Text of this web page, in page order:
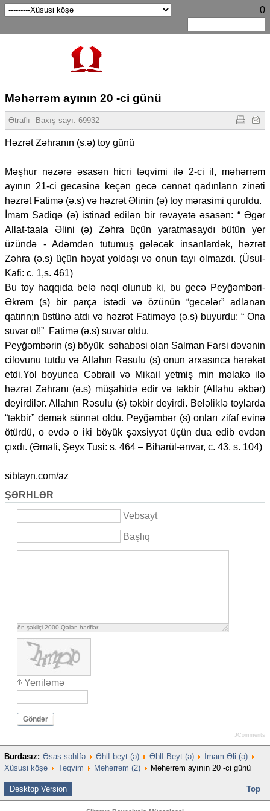
0
Məhərrəm ayının 20 -ci günü
Ətraflı Baxış sayı: 69932
Həzrət Zəhranın (s.ə) toy günü
Məşhur nəzərə əsasən hicri təqvimi ilə 2-ci il, məhərrəm
ayının 21-ci gecəsinə keçən gecə cənnət qadınların zinəti
həzrət Fatimə (ə.s) və həzrət Əlinin (ə) toy mərasimi quruldu.
İmam Sadiqə (ə) istinad edilən bir rəvayətə əsasən: “ Əgər
Allat-taala Əlini (ə) Zəhra üçün yaratmasaydı bütün yer
üzündə - Adəmdən tutumuş gələcək insanlardək, həzrət
Zəhra (ə.s) üçün həyat yoldaşı və onun tayı olmazdı. (Üsul-
Kafi: c. 1,s. 461)
Bu toy haqqıda belə nəql olunub ki, bu gecə Peyğəmbəri-
Əkrəm (s) bir parça istədi və özünün “gecələr” adlanan
qatırın;n üstünə atdı və həzrət Fatiməyə (ə.s) buyurdu: “ Ona
suvar ol!” Fatimə (ə.s) suvar oldu.
Peyğəmbərin (s) böyük səhabəsi olan Salman Farsi dəvənin
cilovunu tutdu və Allahın Rəsulu (s) onun arxasınca hərəkət
etdi.Yol boyunca Cəbrail və Mikail yetmiş min məlakə ilə
həzrət Zəhranı (ə.s) müşahidə edir və təkbir (Allahu əkbər)
deyirdilər. Allahın Rəsulu (s) təkbir deyirdi. Beləliklə toylarda
“təkbir” demək sünnət oldu. Peyğəmbər (s) onları zifaf evinə
ötürdü, o evdə o iki böyük şəxsiyyət üçün dua edib evdən
çıxdı. (Əmali, Şeyx Tusi: s. 464 – Biharül-ənvar, c. 43, s. 104)
sibtayn.com/az
ŞƏRHLƏR
Vebsayt
Başlıq
ön şəkilçi 2000 Qalan həriflər
Yeniləmə
Göndər
JComments
Burdasız: Əsas səhİfə Əhlİ-beyt (ə) Əhlİ-Beyt (ə)
İmam Əli (ə)
Xüsusi köşə
Təqvim Məhərrəm (2) Məhərrəm ayının 20 -ci günü
Desktop Version Top